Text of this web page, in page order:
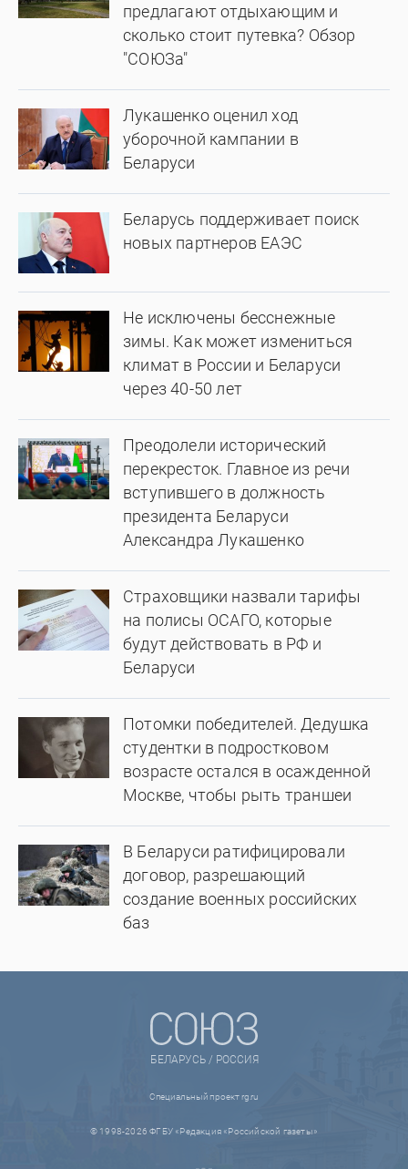
предлагают отдыхающим и
сколько стоит путевка? Обзор
"СОЮЗа"
Лукашенко оценил ход
уборочной кампании в
Беларуси
Беларусь поддерживает поиск
новых партнеров ЕАЭС
Не исключены бесснежные
зимы. Как может измениться
климат в России и Беларуси
через 40-50 лет
Преодолели исторический
перекресток. Главное из речи
вступившего в должность
президента Беларуси
Александра Лукашенко
Страховщики назвали тарифы
на полисы ОСАГО, которые
будут действовать в РФ и
Беларуси
Потомки победителей. Дедушка
студентки в подростковом
возрасте остался в осажденной
Москве, чтобы рыть траншеи
В Беларуси ратифицировали
договор, разрешающий
создание военных российских
баз
БЕЛАРУСЬ / РОССИЯ
Специальный проект rg.ru
© 1998-2026 ФГБУ «Редакция «Российской газеты»